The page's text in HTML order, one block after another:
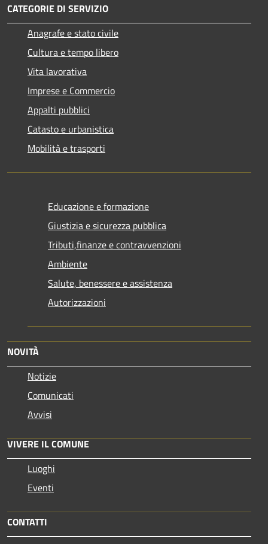
CATEGORIE DI SERVIZIO
Anagrafe e stato civile
Cultura e tempo libero
Vita lavorativa
Imprese e Commercio
Appalti pubblici
Catasto e urbanistica
Mobilità e trasporti
Educazione e formazione
Giustizia e sicurezza pubblica
Tributi,finanze e contravvenzioni
Ambiente
Salute, benessere e assistenza
Autorizzazioni
NOVITÀ
Notizie
Comunicati
Avvisi
VIVERE IL COMUNE
Luoghi
Eventi
CONTATTI